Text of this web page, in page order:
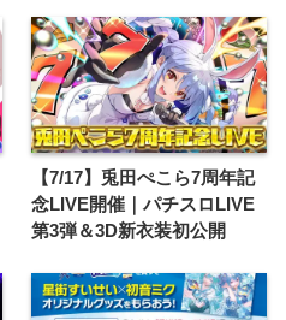
【7/17】兎田ぺこら7周年記
念LIVE開催｜パチスロLIVE
第3弾＆3D新衣装初公開